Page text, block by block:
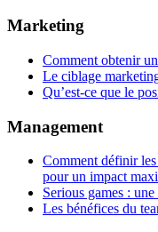
Marketing
Comment obtenir
Le ciblage
Qu’est-ce que le
Management
Comment définir les
pour un impact
Serious games :
Les bénéfices du